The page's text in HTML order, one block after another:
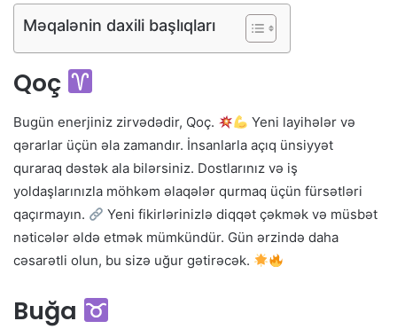
Məqalənin daxili başlıqları
Qoç
Bugün enerjiniz zirvədədir, Qoç.
Yeni layihələr və
qərarlar üçün əla zamandır. İnsanlarla açıq ünsiyyət
quraraq dəstək ala bilərsiniz. Dostlarınız və iş
yoldaşlarınızla möhkəm əlaqələr qurmaq üçün fürsətləri
qaçırmayın.
Yeni fikirlərinizlə diqqət çəkmək və müsbət
nəticələr əldə etmək mümkündür. Gün ərzində daha
cəsarətli olun, bu sizə uğur gətirəcək.
Buğa